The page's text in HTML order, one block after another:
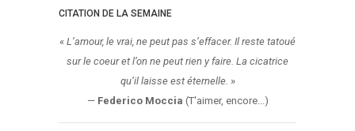
CITATION DE LA SEMAINE
« L’amour, le vrai, ne peut pas s’effacer. Il reste tatoué
sur le coeur et l’on ne peut rien y faire. La cicatrice
qu’il laisse est éternelle. »
— Federico Moccia (T'aimer, encore...)